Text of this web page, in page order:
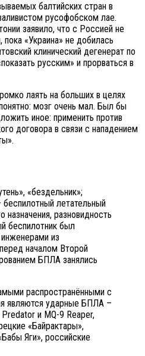
балтийских стран в
русофобском лае.
заявило, что с Россией не
«Украина» не добилась
клинический дегенерат по
русским» и прорваться в
лаять на больших в целях
мозг очень мал. Был бы
иное: применить против
договора в связи с нападением
«бездельник»;
летательный
разновидность
беспилотник был
из
началом Второй
БПЛА занялись
распространёнными с
являются ударные БПЛА –
и MQ-9 Reaper,
«Байрактары»,
Яги», российские